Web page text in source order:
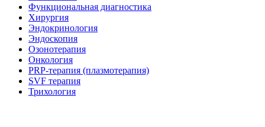
Функциональная диагностика
Хирургия
Эндокринология
Эндоскопия
Озонотерапия
Онкология
PRP-терапия (плазмотерапия)
SVF терапия
Трихология